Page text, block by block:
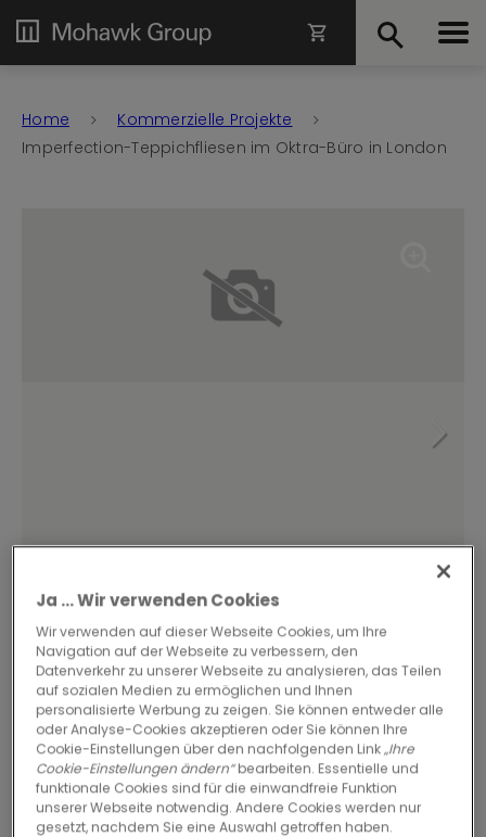
Home
Kommerzielle Projekte
Imperfection-Teppichfliesen im Oktra-Büro in London
Imperfection – das
perfekte Design für
Oktra
Oktra ist eines der führenden Unternehmen für Bürodesign
Ja ... Wir verwenden Cookies
Wir verwenden auf dieser Webseite Cookies, um Ihre
Navigation auf der Webseite zu verbessern, den
Datenverkehr zu unserer Webseite zu analysieren, das Teilen
auf sozialen Medien zu ermöglichen und Ihnen
personalisierte Werbung zu zeigen. Sie können entweder alle
oder Analyse-Cookies akzeptieren oder Sie können Ihre
Cookie-Einstellungen über den nachfolgenden Link„Ihre
Cookie-Einstellungen ändern“bearbeiten. Essentielle und
funktionale Cookies sind für die einwandfreie Funktion
unserer Webseite notwendig. Andere Cookies werden nur
gesetzt, nachdem Sie eine Auswahl getroffen haben.